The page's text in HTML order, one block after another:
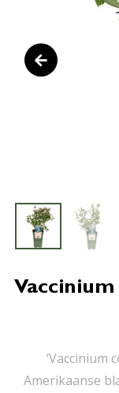
‘Vaccinium
Amerikaanse